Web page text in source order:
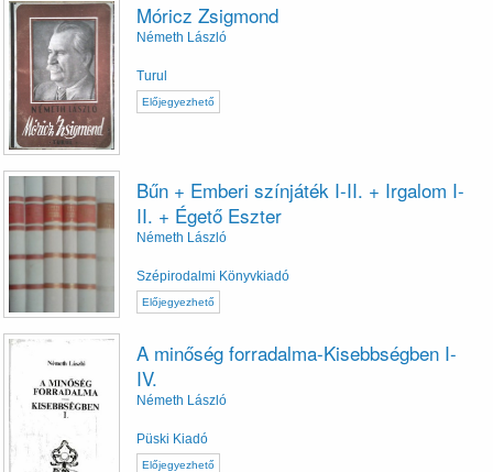
Móricz Zsigmond
Németh László
Turul
Előjegyezhető
Bűn + Emberi színjáték I-II. + Irgalom I-
II. + Égető Eszter
Németh László
Szépirodalmi Könyvkiadó
Előjegyezhető
A minőség forradalma-Kisebbségben I-
IV.
Németh László
Püski Kiadó
Előjegyezhető